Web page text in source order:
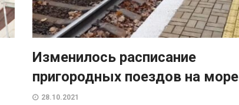
Изменилось расписание
пригородных поездов на море
28.10.2021